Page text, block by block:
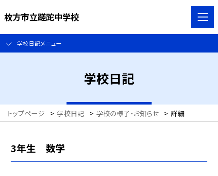
枚方市立蹉跎中学校
学校日記メニュー
学校日記
トップページ > 学校日記 > 学校の様子・お知らせ > 詳細
3年生 数学